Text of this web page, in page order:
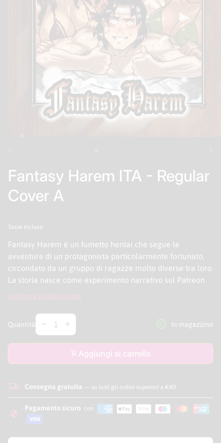
chevron_left chevron_right
Fantasy Harem ITA - Regular
Cover A
Tasse incluse
Fantasy Harem è un fumetto hentai che segue le
avventure di un protagonista particolarmente fortunato,
circondato da un gruppo di ragazze molto diverse tra loro.
La storia nasce come esperimento narrativo sul Patreon
dell'autore, dove i sostenitori potevano decidere di volta
incontrare, quale situazione esplorare e come proseguire
la notte.
Che succede?! Un eroe recalcitrante si trova per puro
caso nel centro di una grossa festa a base di bellezze
per il suo ruolo nella vittoria di una lunga guerra. Sarebbe
un vero casino, se si scoprisse che in realtà lui non ha
nemmeno combattuto, no?
Continua la descrizione
Quantità
Diminuire la quantità per
remove
Aumentare la quantità per
add In magazzino
shopping_cart Aggiungi al carrello
local_shipping Consegna gratuita — su tutti gli ordini superiori a €40!
security Pagamento sicuro con